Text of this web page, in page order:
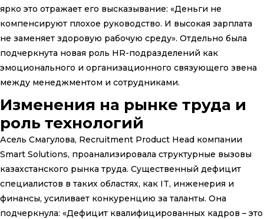
ярко это отражает его высказывание: «Деньги не
компенсируют плохое руководство. И высокая зарплата
не заменяет здоровую рабочую среду». Отдельно была
подчеркнута новая роль HR-подразделений как
эмоционального и организационного связующего звена
между менеджментом и сотрудниками.
Изменения на рынке труда и
роль технологий
Асель Смагулова, Recruitment Product Head компании
Smart Solutions, проанализировала структурные вызовы
казахстанского рынка труда. Существенный дефицит
специалистов в таких областях, как IT, инженерия и
финансы, усиливает конкуренцию за таланты. Она
подчеркнула: «Дефицит квалифицированных кадров – это